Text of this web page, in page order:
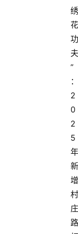
绣
花
功
夫
”
：
2
0
2
5
年
新
增
村
庄
路